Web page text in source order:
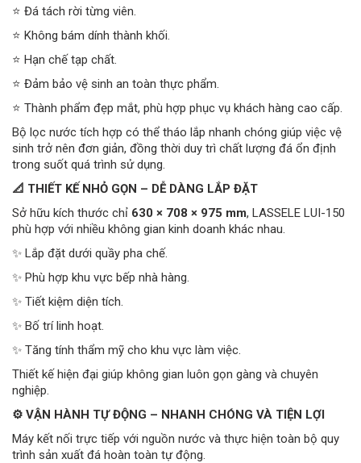
⭐ Đá tách rời từng viên.
⭐ Không bám dính thành khối.
⭐ Hạn chế tạp chất.
⭐ Đảm bảo vệ sinh an toàn thực phẩm.
⭐ Thành phẩm đẹp mắt, phù hợp phục vụ khách hàng cao cấp.
Bộ lọc nước tích hợp có thể tháo lắp nhanh chóng giúp việc vệ
sinh trở nên đơn giản, đồng thời duy trì chất lượng đá ổn định
trong suốt quá trình sử dụng.
📐 THIẾT KẾ NHỎ GỌN – DỄ DÀNG LẮP ĐẶT
Sở hữu kích thước chỉ 630 × 708 × 975 mm, LASSELE LUI-150
phù hợp với nhiều không gian kinh doanh khác nhau.
✨ Lắp đặt dưới quầy pha chế.
✨ Phù hợp khu vực bếp nhà hàng.
✨ Tiết kiệm diện tích.
✨ Bố trí linh hoạt.
✨ Tăng tính thẩm mỹ cho khu vực làm việc.
Thiết kế hiện đại giúp không gian luôn gọn gàng và chuyên
nghiệp.
⚙️ VẬN HÀNH TỰ ĐỘNG – NHANH CHÓNG VÀ TIỆN LỢI
Máy kết nối trực tiếp với nguồn nước và thực hiện toàn bộ quy
trình sản xuất đá hoàn toàn tự động.